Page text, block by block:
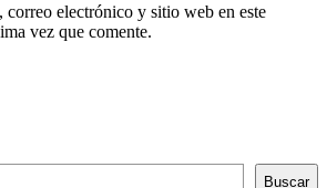
correo electrónico y sitio web en este
vez que comente.
Buscar